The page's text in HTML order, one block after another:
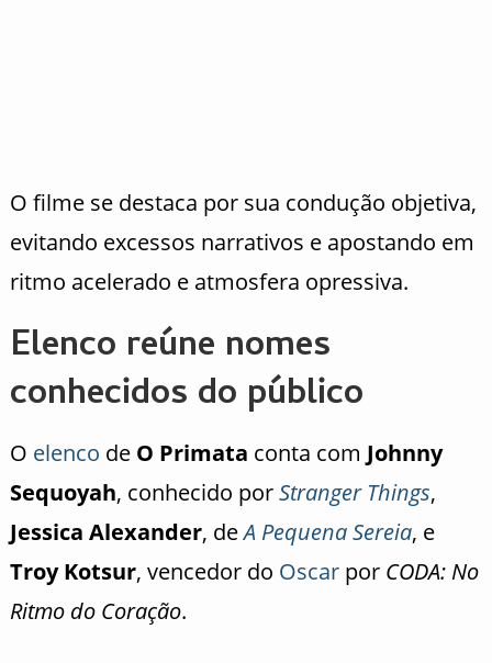
O filme se destaca por sua condução objetiva,
evitando excessos narrativos e apostando em
ritmo acelerado e atmosfera opressiva.
Elenco reúne nomes
conhecidos do público
O elenco de O Primata conta com Johnny
Sequoyah, conhecido porStranger Things,
Jessica Alexander, deA Pequena Sereia, e
Troy Kotsur, vencedor do Oscarpor CODA: No
Ritmo do Coração.